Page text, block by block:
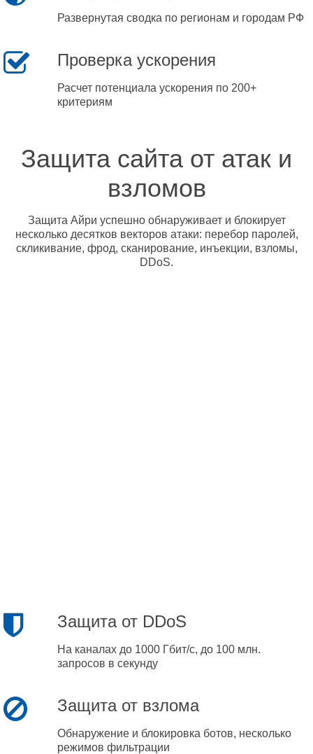
Развернутая сводка по регионам и городам РФ
Проверка ускорения
Расчет потенциала ускорения по 200+
критериям
Защита сайта от атак и
взломов
Защита Айри успешно обнаруживает и блокирует
несколько десятков векторов атаки: перебор паролей,
скликивание, фрод, сканирование, инъекции, взломы,
DDoS.
Защита от DDoS
На каналах до 1000 Гбит/с, до 100 млн.
запросов в секунду
Защита от взлома
Обнаружение и блокировка ботов, несколько
режимов фильтрации